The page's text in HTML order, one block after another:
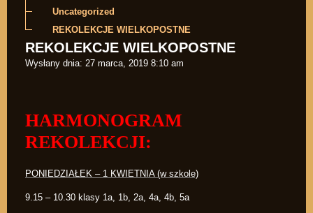
Uncategorized
REKOLEKCJE WIELKOPOSTNE
REKOLEKCJE WIELKOPOSTNE
Wysłany dnia: 27 marca, 2019 8:10 am
HARMONOGRAM
REKOLEKCJI:
PONIEDZIAŁEK – 1 KWIETNIA (w szkole)
9.15 – 10.30 klasy 1a, 1b, 2a, 4a, 4b, 5a